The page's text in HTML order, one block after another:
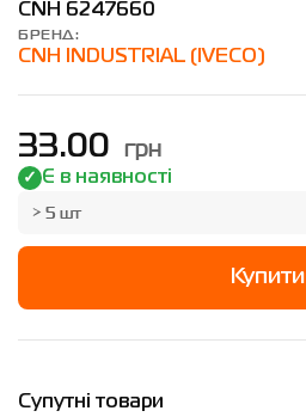
CNH 6247660
БРЕНД:
CNH INDUSTRIAL (IVECO)
33.00 грн
Є в наявності
> 5 шт
Купити
Супутні товари